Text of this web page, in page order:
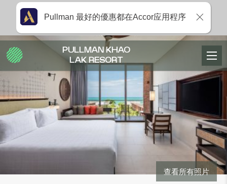
查看所有照片
PULLMAN KHAO
LAK RESORT
Pullman 最好的優惠都在Accor应用程序